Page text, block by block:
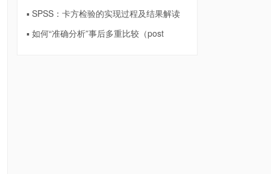
▪ SPSS：卡方检验的实现过程及结果解读
▪ 如何“准确分析”事后多重比较（post